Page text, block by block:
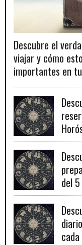
Descubre el
viajar y cómo
importantes en
2026
del